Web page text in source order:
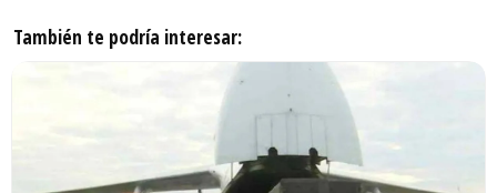
También te podría interesar: